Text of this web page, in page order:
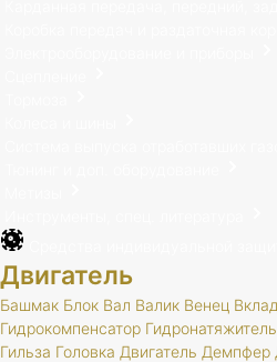
Двигатель
Башмак Блок Вал Валик Венец
Гидрокомпенсатор Гидронатяжитель
Гильза Головка Двигатель Демпфер